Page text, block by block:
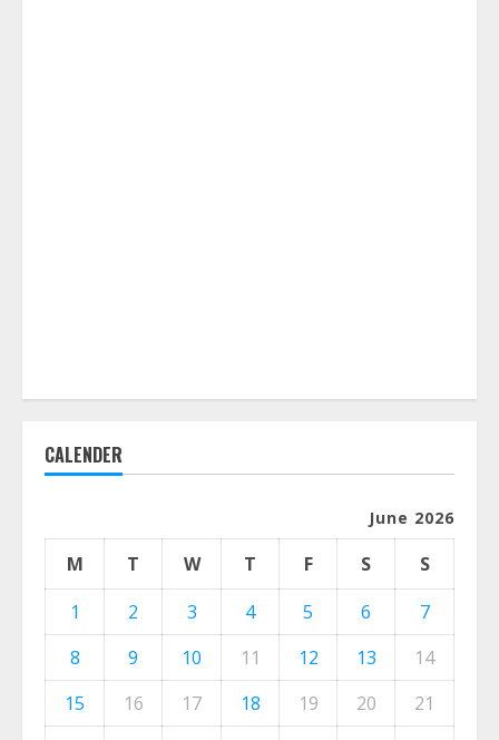
CALENDER
June 2026
M T W T F S
S
1
2 3 4 5 6
7
8
9 10 11 12 13
14
15
16 17 18 19 20
21